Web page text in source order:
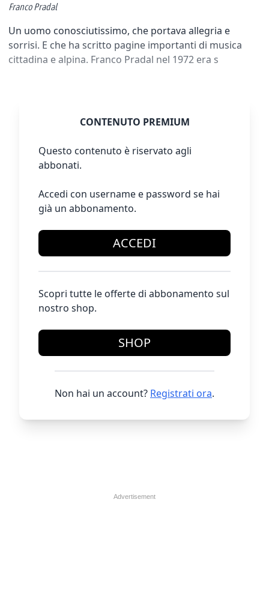
Franco Pradal
Un uomo conosciutissimo, che portava allegria e
sorrisi. E che ha scritto pagine importanti di musica
cittadina e alpina. Franco Pradal nel 1972 era s
CONTENUTO PREMIUM
Questo contenuto è riservato agli
abbonati.
Accedi con username e password se hai
già un abbonamento.
ACCEDI
Scopri tutte le offerte di abbonamento sul
nostro shop.
SHOP
Non hai un account? Registrati ora.